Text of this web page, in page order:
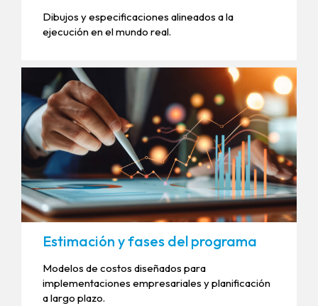
Dibujos y especificaciones alineados a la
ejecución en el mundo real.
Estimación y fases del programa
Modelos de costos diseñados para
implementaciones empresariales y planificación
a largo plazo.